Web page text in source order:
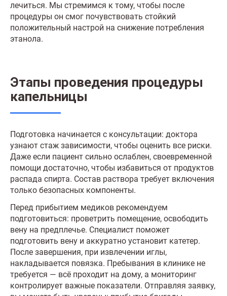
лечиться. Мы стремимся к тому, чтобы после
процедуры он смог почувствовать стойкий
положительный настрой на снижение потребления
этанола.
Этапы проведения процедуры
капельницы
Подготовка начинается с консультации: доктора
узнают стаж зависимости, чтобы оценить все риски.
Даже если пациент сильно ослаблен, своевременной
помощи достаточно, чтобы избавиться от продуктов
распада спирта. Состав раствора требует включения
только безопасных компоненты.
Перед прибытием медиков рекомендуем
подготовиться: проветрить помещение, освободить
вену на предплечье. Специалист поможет
подготовить вену и аккуратно установит катетер.
После завершения, при извлечении иглы,
накладывается повязка. Пребывания в клинике не
требуется — всё проходит на дому, а мониторинг
контролирует важные показатели. Отправляя заявку,